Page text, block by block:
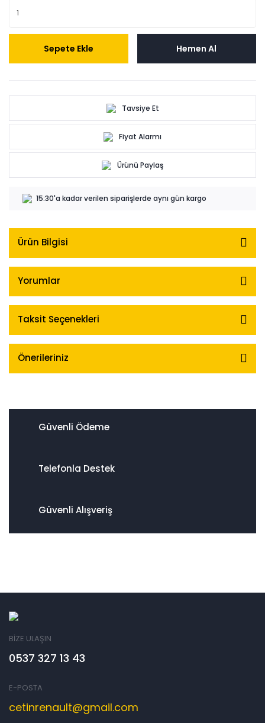
Sepete Ekle Hemen Al
Tavsiye Et
Fiyat Alarmı
Ürünü Paylaş
15:30'a kadar verilen siparişlerde aynı gün kargo
Ürün Bilgisi
Yorumlar
Taksit Seçenekleri
Önerileriniz
Güvenli Ödeme
Telefonla Destek
Güvenli Alışveriş
BİZE ULAŞIN
0537 327 13 43
E-POSTA
cetinrenault@gmail.com